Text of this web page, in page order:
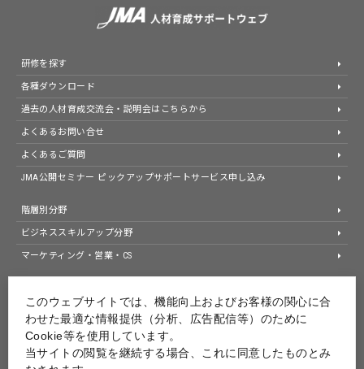
このウェブサイトでは、機能向上およびお客様の関心に合
わせた最適な情報提供（分析、広告配信等）のために
Cookie等を使用しています。
当サイトの閲覧を継続する場合、これに同意したものとみ
研修を探す
各種ダウンロード
過去の人材育成交流会・説明会はこちらから
よくあるお問い合せ
よくあるご質問
JMA公開セミナー ピックアップサポートサービス申し込み
階層別分野
ビジネススキルアップ分野
マーケティング・営業・CS
JMA公式ホームページ
個人情報等保護方針
情報セキュリティ基本方針
JMAグループ環境方針